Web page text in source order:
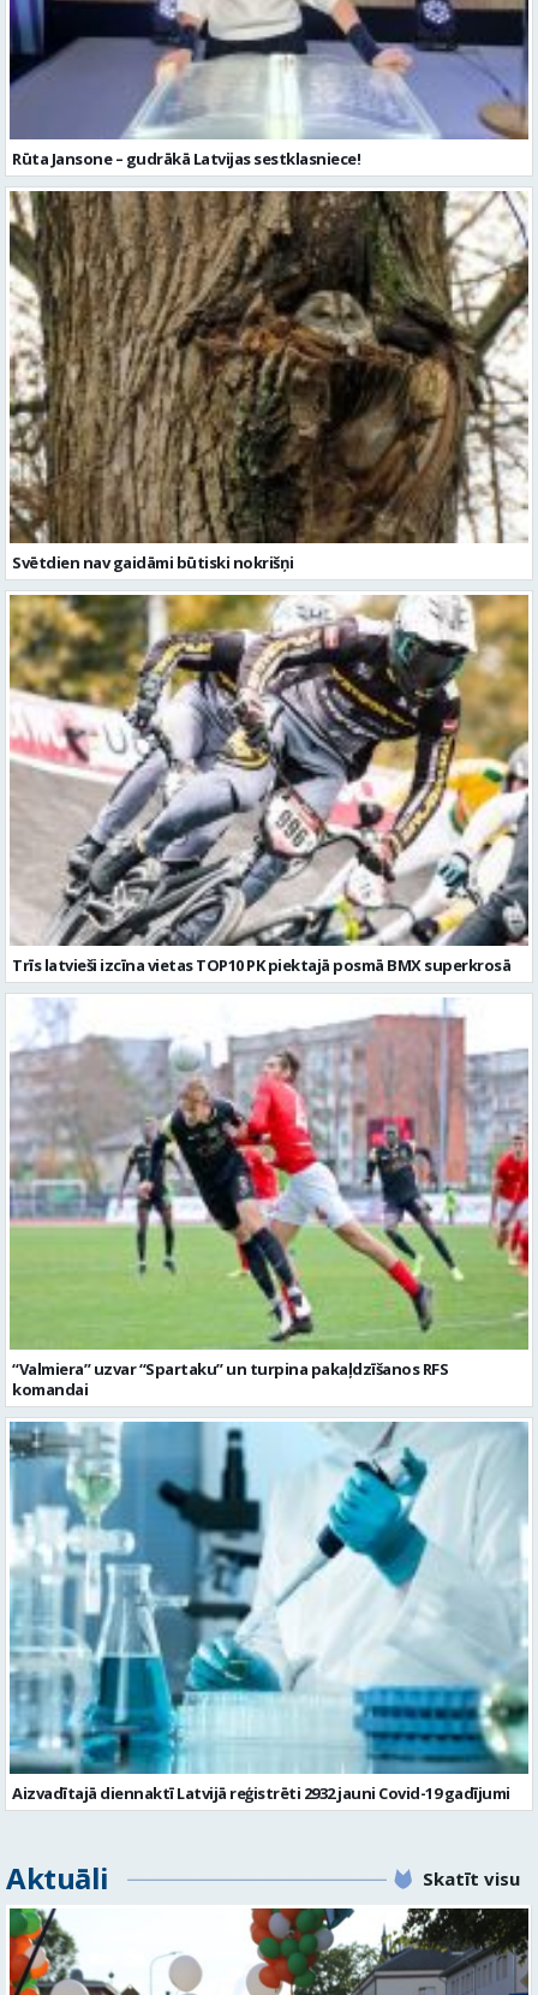
Rūta Jansone – gudrākā Latvijas sestklasniece!
Svētdien nav gaidāmi būtiski nokrišņi
Trīs latvieši izcīna vietas TOP10 PK piektajā posmā BMX superkrosā
“Valmiera” uzvar “Spartaku” un turpina pakaļdzīšanos RFS
komandai
Aizvadītajā diennaktī Latvijā reģistrēti 2932 jauni Covid-19 gadījumi
Aktuāli Skatīt visu